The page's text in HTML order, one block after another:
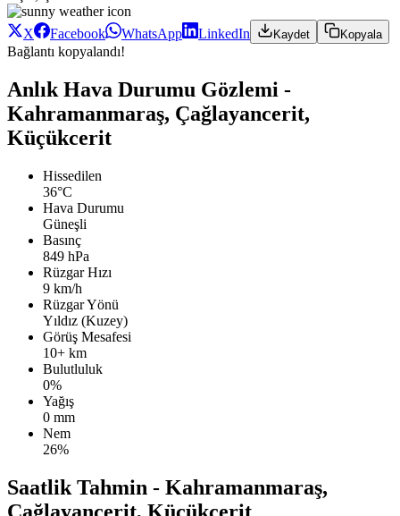
X Facebook WhatsApp LinkedIn Kaydet Kopyala
Bağlantı kopyalandı!
Anlık Hava Durumu Gözlemi -
Kahramanmaraş, Çağlayancerit,
Küçükcerit
Hissedilen
36°C
Hava Durumu
Güneşli
Basınç
849 hPa
Rüzgar Hızı
9 km/h
Rüzgar Yönü
Yıldız (Kuzey)
Görüş Mesafesi
10+ km
Bulutluluk
0%
Yağış
0 mm
Nem
26%
Saatlik Tahmin - Kahramanmaraş,
Çağlayancerit, Küçükcerit